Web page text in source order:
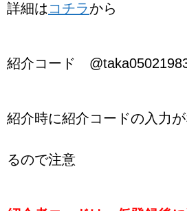
詳細は コチラから
紹介コード
紹介時に紹介コードの入力
るので注意